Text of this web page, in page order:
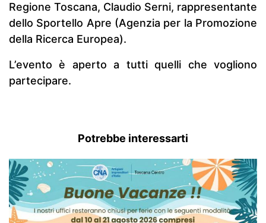
Regione Toscana, Claudio Serni, rappresentante
dello Sportello Apre (Agenzia per la Promozione
della Ricerca Europea).
L’evento è aperto a tutti quelli che vogliono
partecipare.
Potrebbe interessarti